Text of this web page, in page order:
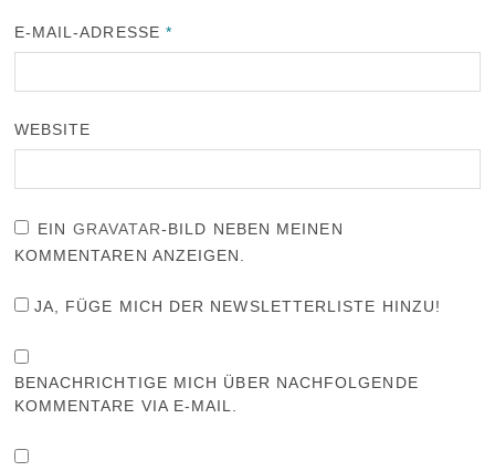
E-MAIL-ADRESSE *
WEBSITE
EIN GRAVATAR-BILD NEBEN MEINEN
KOMMENTAREN ANZEIGEN.
JA, FÜGE MICH DER NEWSLETTERLISTE HINZU!
BENACHRICHTIGE MICH ÜBER NACHFOLGENDE
KOMMENTARE VIA E-MAIL.